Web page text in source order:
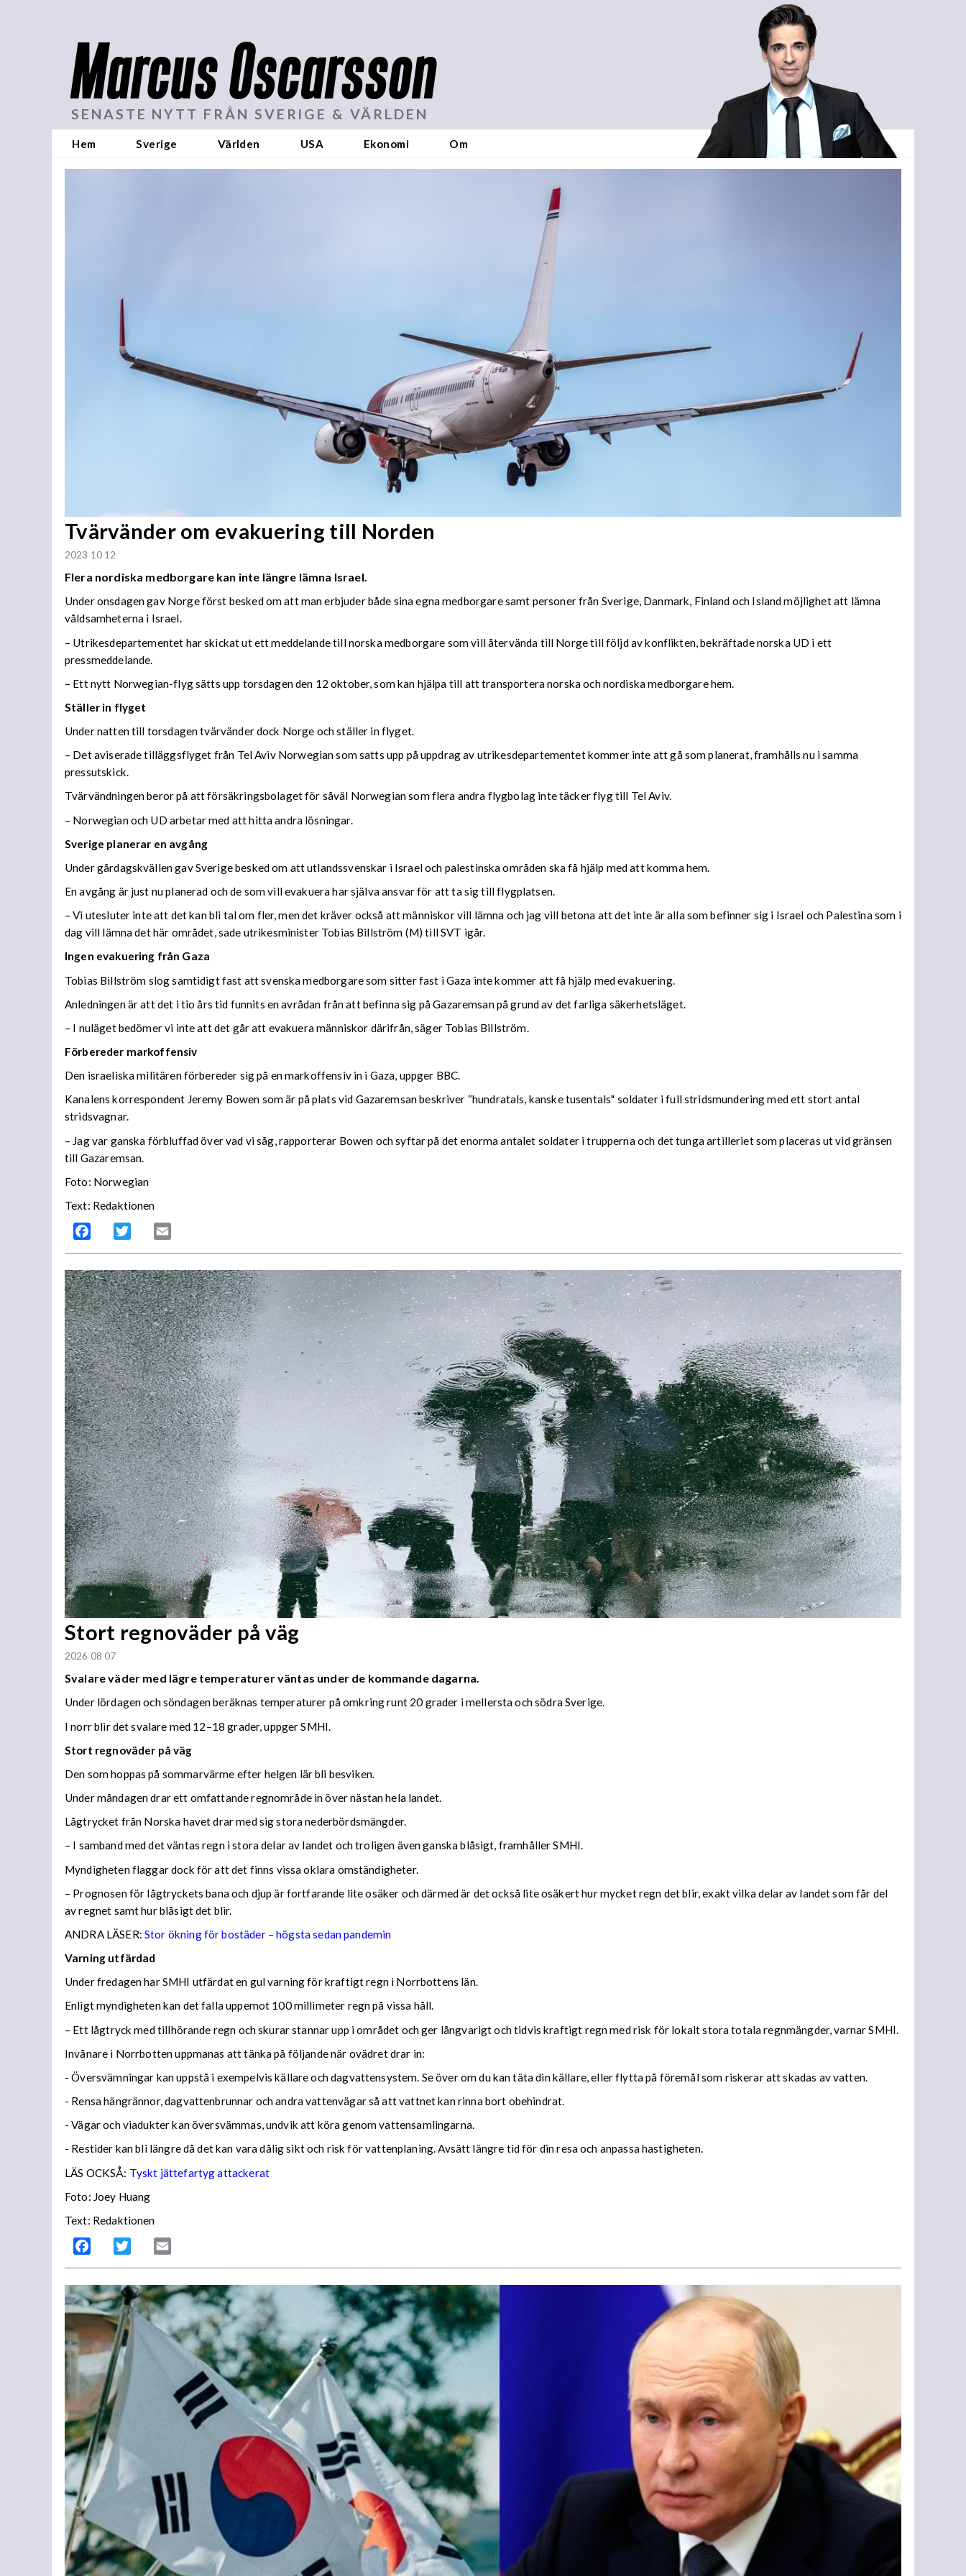
Marcus Oscarsson
SENASTE NYTT FRÅN SVERIGE & VÄRLDEN
Hem Sverige Världen USA Ekonomi Om
Tvärvänder om evakuering till Norden
2023 10 12
Flera nordiska medborgare kan inte längre lämna Israel.
Under onsdagen gav Norge först besked om att man erbjuder både sina egna medborgare samt personer från Sverige, Danmark, Finland och Island möjlighet att lämna
våldsamheterna i Israel.
– Utrikesdepartementet har skickat ut ett meddelande till norska medborgare som vill återvända till Norge till följd av konflikten, bekräftade norska UD i ett
pressmeddelande.
– Ett nytt Norwegian-flyg sätts upp torsdagen den 12 oktober, som kan hjälpa till att transportera norska och nordiska medborgare hem.
Ställer in flyget
Under natten till torsdagen tvärvänder dock Norge och ställer in flyget.
– Det aviserade tilläggsflyget från Tel Aviv Norwegian som satts upp på uppdrag av utrikesdepartementet kommer inte att gå som planerat, framhålls nu i samma
pressutskick.
Tvärvändningen beror på att försäkringsbolaget för såväl Norwegian som flera andra flygbolag inte täcker flyg till Tel Aviv.
– Norwegian och UD arbetar med att hitta andra lösningar.
Sverige planerar en avgång
Under gårdagskvällen gav Sverige besked om att utlandssvenskar i Israel och palestinska områden ska få hjälp med att komma hem.
En avgång är just nu planerad och de som vill evakuera har själva ansvar för att ta sig till flygplatsen.
– Vi utesluter inte att det kan bli tal om fler, men det kräver också att människor vill lämna och jag vill betona att det inte är alla som befinner sig i Israel och Palestina som i
dag vill lämna det här området, sade utrikesminister Tobias Billström (M) till SVT igår.
Ingen evakuering från Gaza
Tobias Billström slog samtidigt fast att svenska medborgare som sitter fast i Gaza inte kommer att få hjälp med evakuering.
Anledningen är att det i tio års tid funnits en avrådan från att befinna sig på Gazaremsan på grund av det farliga säkerhetsläget.
– I nuläget bedömer vi inte att det går att evakuera människor därifrån, säger Tobias Billström.
Förbereder markoffensiv
Den israeliska militären förbereder sig på en markoffensiv in i Gaza, uppger BBC.
Kanalens korrespondent Jeremy Bowen som är på plats vid Gazaremsan beskriver “hundratals, kanske tusentals" soldater i full stridsmundering med ett stort antal
stridsvagnar.
– Jag var ganska förbluffad över vad vi såg, rapporterar Bowen och syftar på det enorma antalet soldater i trupperna och det tunga artilleriet som placeras ut vid gränsen
till Gazaremsan.
Foto: Norwegian
Text: Redaktionen
Facebook Twitter
Stort regnoväder på väg
2026 08 07
Svalare väder med lägre temperaturer väntas under de kommande dagarna.
Under lördagen och söndagen beräknas temperaturer på omkring runt 20 grader i mellersta och södra Sverige.
I norr blir det svalare med 12–18 grader, uppger SMHI.
Stort regnoväder på väg
Den som hoppas på sommarvärme efter helgen lär bli besviken.
Under måndagen drar ett omfattande regnområde in över nästan hela landet.
Lågtrycket från Norska havet drar med sig stora nederbördsmängder.
– I samband med det väntas regn i stora delar av landet och troligen även ganska blåsigt, framhåller SMHI.
Myndigheten flaggar dock för att det finns vissa oklara omständigheter.
– Prognosen för lågtryckets bana och djup är fortfarande lite osäker och därmed är det också lite osäkert hur mycket regn det blir, exakt vilka delar av landet som får del
av regnet samt hur blåsigt det blir.
ANDRA LÄSER: Stor ökning för bostäder – högsta sedan pandemin
Varning utfärdad
Under fredagen har SMHI utfärdat en gul varning för kraftigt regn i Norrbottens län.
Enligt myndigheten kan det falla uppemot 100 millimeter regn på vissa håll.
– Ett lågtryck med tillhörande regn och skurar stannar upp i området och ger långvarigt och tidvis kraftigt regn med risk för lokalt stora totala regnmängder, varnar SMHI.
Invånare i Norrbotten uppmanas att tänka på följande när ovädret drar in:
- Översvämningar kan uppstå i exempelvis källare och dagvattensystem. Se över om du kan täta din källare, eller flytta på föremål som riskerar att skadas av vatten.
- Rensa hängrännor, dagvattenbrunnar och andra vattenvägar så att vattnet kan rinna bort obehindrat.
- Vägar och viadukter kan översvämmas, undvik att köra genom vattensamlingarna.
- Restider kan bli längre då det kan vara dålig sikt och risk för vattenplaning. Avsätt längre tid för din resa och anpassa hastigheten.
LÄS OCKSÅ: Tyskt jättefartyg attackerat
Foto: Joey Huang
Text: Redaktionen
Facebook Twitter